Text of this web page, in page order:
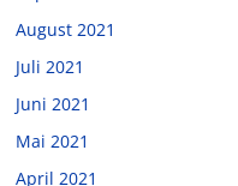
August 2021
Juli 2021
Juni 2021
Mai 2021
April 2021